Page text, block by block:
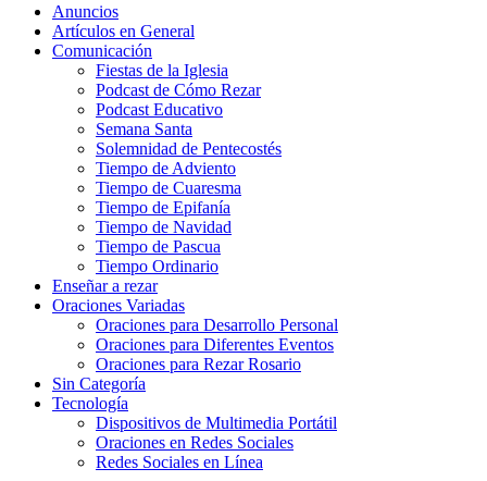
Anuncios
Artículos en General
Comunicación
Fiestas de la Iglesia
Podcast de Cómo Rezar
Podcast Educativo
Semana Santa
Solemnidad de Pentecostés
Tiempo de Adviento
Tiempo de Cuaresma
Tiempo de Epifanía
Tiempo de Navidad
Tiempo de Pascua
Tiempo Ordinario
Enseñar a rezar
Oraciones Variadas
Oraciones para Desarrollo Personal
Oraciones para Diferentes Eventos
Oraciones para Rezar Rosario
Sin Categoría
Tecnología
Dispositivos de Multimedia Portátil
Oraciones en Redes Sociales
Redes Sociales en Línea